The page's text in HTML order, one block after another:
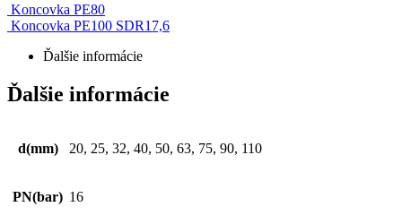
Koncovka PE80
Koncovka PE100 SDR17,6
Ďalšie informácie
Ďalšie informácie
d(mm) 20, 25, 32, 40, 50, 63, 75, 90, 110
PN(bar) 16